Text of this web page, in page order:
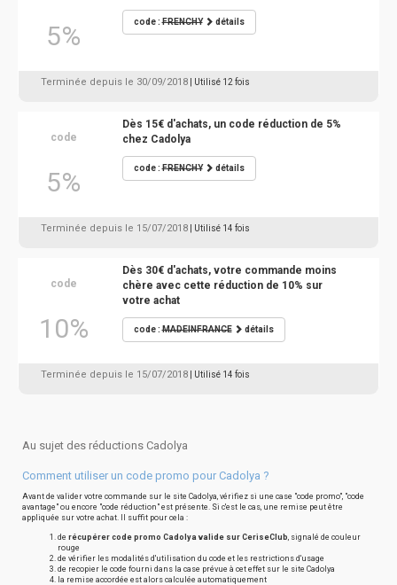
5% code :FRENCHY détails
Terminée depuis le 30/09/2018 | Utilisé 12 fois
code
5%
Dès 15€ d'achats, un code réduction de 5%
chez Cadolya
code :FRENCHY détails
Terminée depuis le 15/07/2018 | Utilisé 14 fois
code
10%
Dès 30€ d'achats, votre commande moins
chère avec cette réduction de 10% sur
votre achat
code :MADEINFRANCE détails
Terminée depuis le 15/07/2018 | Utilisé 14 fois
Au sujet des réductions Cadolya
Comment utiliser un code promo pour Cadolya ?
Avant de valider votre commande sur le site Cadolya, vérifiez si une case "code promo", "code
avantage" ou encore "code réduction" est présente. Si c'est le cas, une remise peut être
appliquée sur votre achat. Il suffit pour cela :
de récupérer code promo Cadolya valide sur CeriseClub, signalé de couleur
rouge
de vérifier les modalités d'utilisation du code et les restrictions d'usage
de recopier le code fourni dans la case prévue à cet effet sur le site Cadolya
la remise accordée est alors calculée automatiquement